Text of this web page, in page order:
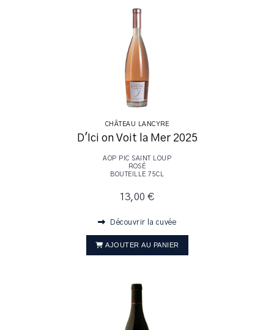
CHÂTEAU LANCYRE
D'Ici on Voit la Mer 2025
AOP PIC SAINT LOUP
ROSÉ
BOUTEILLE 75CL
13,00 €
Découvrir la cuvée
AJOUTER AU PANIER